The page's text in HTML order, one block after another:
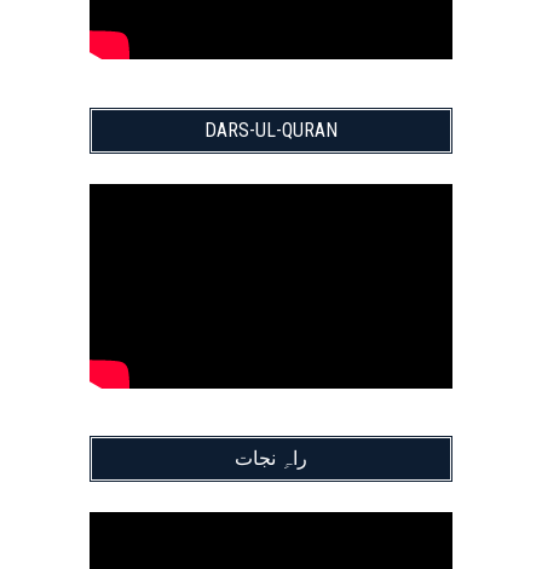
DARS-UL-QURAN
راہِ نجات